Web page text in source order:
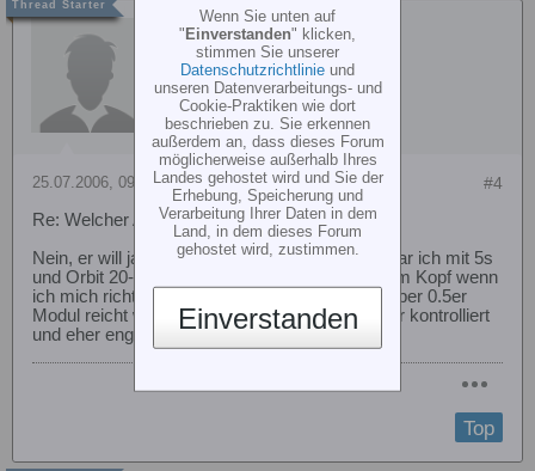
Kriz
#4
25.07.2006, 09:54
Re: Welcher Akku und Ritzel an logo 10 3D
Nein, er will ja eben nicht 3D fliegen. Mit 21er war ich mit 5s
und Orbit 20-10 so bei 2000 und a bissl mehr am Kopf wenn
ich mich richtig erinnere. Da geht schon was. Aber 0.5er
Modul reicht wenn man Zahnflankenspiel immer kontrolliert
und eher eng einstellt.
Top
Wenn Sie unten auf
" Einverstanden" klicken,
stimmen Sie unserer
Datenschutzrichtlinie und
unseren Datenverarbeitungs- und
Cookie-Praktiken wie dort
beschrieben zu. Sie erkennen
außerdem an, dass dieses Forum
möglicherweise außerhalb Ihres
Landes gehostet wird und Sie der
Erhebung, Speicherung und
Verarbeitung Ihrer Daten in dem
Land, in dem dieses Forum
gehostet wird, zustimmen.
Einverstanden